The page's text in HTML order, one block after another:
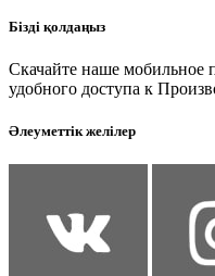
Бізді қолдаңыз
Скачайте наше мобильное
удобного доступа к
Әлеуметтік желілер